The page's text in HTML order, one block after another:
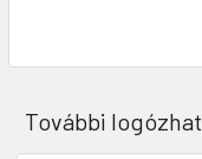
További